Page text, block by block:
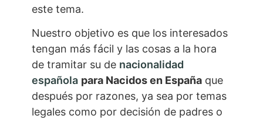
este tema.
Nuestro objetivo es que los interesados
tengan más fácil y las cosas a la hora
de tramitar su de nacionalidad
española para Nacidos en España que
después por razones, ya sea por temas
legales como por decisión de padres o